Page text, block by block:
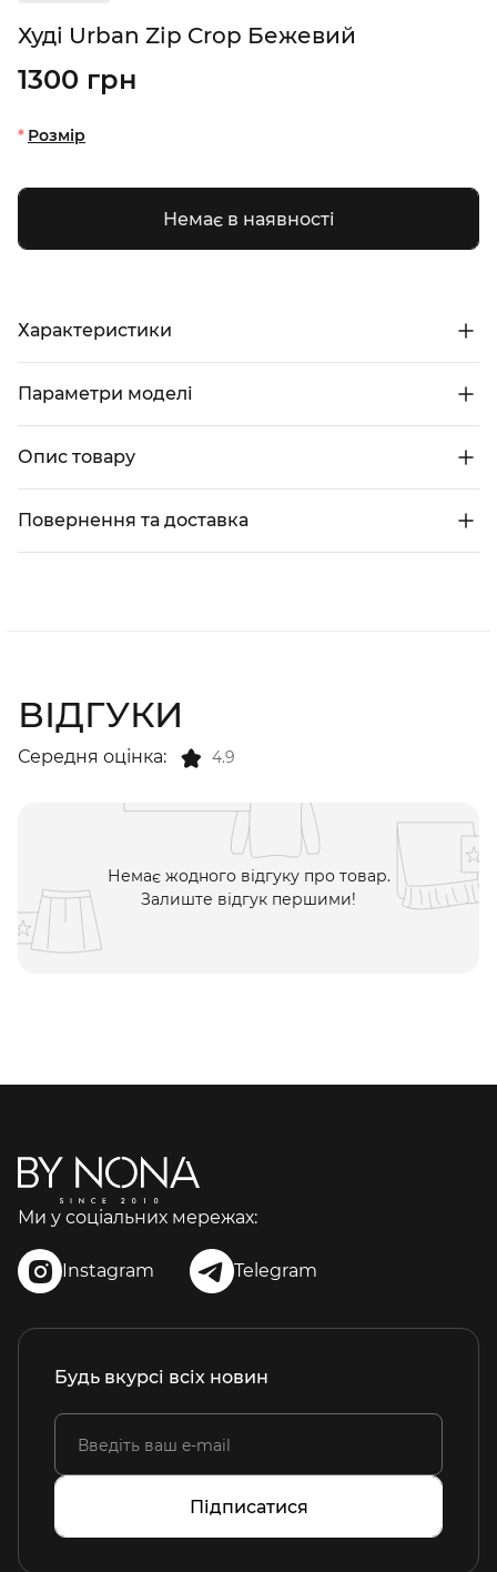
Худі Urban Zip Crop Бежевий
1300 грн
Розмір
Немає в наявності
Характеристики
Параметри моделі
Опис товару
Повернення та доставка
ВІДГУКИ
Середня оцінка: 4.9
Немає жодного відгуку про товар.
Залиште відгук першими!
Ми у соціальних мережах:
Instagram Telegram
Будь вкурсі всіх новин
Підписатися